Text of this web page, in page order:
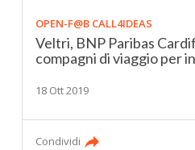
OPEN-F@B CALL4IDEAS
Veltri, BNP Paribas
compagni di viaggio per
18 Ott 2019
Condividi